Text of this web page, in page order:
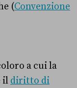
(Convenzione
a cui la
il diritto di